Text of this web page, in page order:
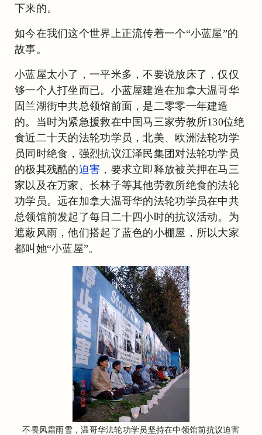
下来的。
如今在我们这个世界上正流传着一个“小蓝屋”的
故事。
小蓝屋太小了，一平米多，不要说放床了，仅仅
够一个人打坐而已。小蓝屋建造在加拿大温哥华
固兰湖街中共总领馆前面，是二零零一年建造
的。当时为紧急援救在中国马三家劳教所130位绝
食近二十天的法轮功学员，北美、欧洲法轮功学
员同时绝食，强烈抗议江泽民集团对法轮功学员
的极其残酷的迫害 ，要求立即释放被关押在马三
家以及在万家、长林子等其他劳教所绝食的法轮
功学员。远在加拿大温哥华的法轮功学员在中共
总领馆前发起了每日二十四小时的抗议活动。为
遮蔽风雨，他们搭起了蓝色的小棚屋，所以大家
都叫她“小蓝屋”。
不畏风霜雨雪，温哥华法轮功学员坚持在中领馆前抗议迫害